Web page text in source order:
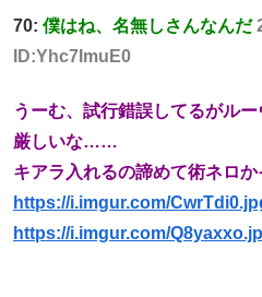
70: 僕はね、名無しさんなんだ
ID:Yhc7ImuE0
うーむ、試行錯誤してるがル
厳しいな……
キアラ入れるの諦めて術ネロ
https://i.imgur.com/
https://i.imgur.com/